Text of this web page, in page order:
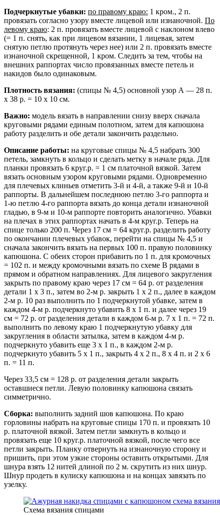
Подчеркнутые убавки: по правому краю: 1 кром., 2 п.
провязать согласно узору вместе лицевой или изнаночной. По
левому краю: 2 п. провязать вместе лицевой с наклоном влево
(= 1 п. снять, как при лицевом вязании, 1 лицевая, затем
снятую петлю протянуть через нее) или 2 п. провязать вместе
изнаночной скрещенной, 1 кром. Следить за тем, чтобы на
внешних раппортах число провязанных вместе петель и
накидов было одинаковым.
Плотность вязания: (спицы № 4,5) основной узор А — 28 п.
х 38 р. = 10 х 10 см.
Важно: модель вязать в направлении снизу вверх сначала
круговыми рядами единым полотном, затем для капюшона
работу раз­делить и обе детали закончить раз­дельно.
Описание работы: на круговые спицы № 4,5 набрать 300
петель, замкнуть в кольцо и сделать метку в начале ряда. Для
планки провязать 6 круг.р. = 1 см платочной вязкой. Затем
вязать основным узором круговыми рядами. Одновременно
для плечевых клиньев отметить 3-й и 4-й, а также 9-й и 10-й
раппорты. В дальнейшем последнюю петлю 3-го раппорта и
1-ю петлю 4-го раппорта вязать до конца детали изнаночной
гладью, в 9-м и 10-м раппорте повторить аналогично. Убавки
на плечах в этих раппортах начать в 4-м круг.р. Теперь на
спице только 200 п. Через 17 см = 64 круг.р. разделить работу
по окончании плечевых убавок, перейти на спицы № 4,5 и
сначала закончить вязать на первых 100 п. правую половинку
капюшона. С обеих сторон прибавить по 1 п. для кромочных
= 102 п. и между кромочными вязать по схеме В рядами в
прямом и обратном направлениях. Для лицевого закругления
закрыть по правому краю через 17 см = 64 р. от разделения
детали 1 х 3 п., затем во 2-м р. закрыть 1 х 2 п., далее в каждом
2-м р. 10 раз выполнить по 1 подчеркнутой убавке, затем в
каждом 4-м р. подчеркнуто убавить 8 х 1 п. и далее через 19
см = 72 р. от разделения детали в каждом 6-м р. 7 х 1 п. = 72 п.
выполнить по левому краю 1 подчеркнутую убавку для
закругления в области затылка, затем в каждом 4-м р.
подчеркнуто убавить еще 3 х 1 п., в каждом 2-м р.
подчеркнуто убавить 5 х 1 п., закрыть 4 х 2 п., 8 x 4 п. и 2 х 6
п. = 11 п.
Через 33,5 см = 128 р. от разделения детали закрыть
оставшиеся петли. Левую половинку капюшона связать
симметрично.
Сборка: выполнить задний шов капюшона. По краю
горловины набрать на круговые спицы 170 п. и провязать 10
р. платочной вязкой. Затем петли замкнуть в кольцо и
провязать еще 10 круг.р. платочной вязкой, после чего все
петли закрыть. Планку отвернуть на изнаночную сторону и
пришить, при этом узкие стороны оставить открытыми. Для
шнура взять 12 нитей длиной по 2 м. скрутить из них шнур.
Шнур продеть в кулиску капюшона и на концах завязать по
узелку.
Схема вязания спицами